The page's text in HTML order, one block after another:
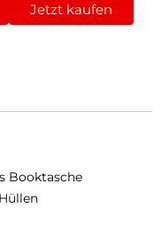
Jetzt kaufen
Booktasche